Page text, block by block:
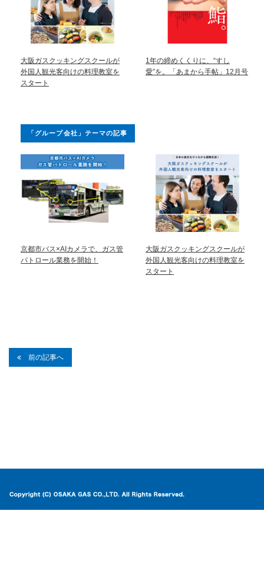
大阪ガスクッキングスクールが
外国人観光客向けの料理教室を
スタート
1年の締めくくりに、“すし
愛”を。「あまから手帖」12月号
「グループ会社」テーマの記事
京都市バス×AIカメラで、ガス管
パトロール業務を開始！
大阪ガスクッキングスクールが
外国人観光客向けの料理教室を
スタート
前の記事へ